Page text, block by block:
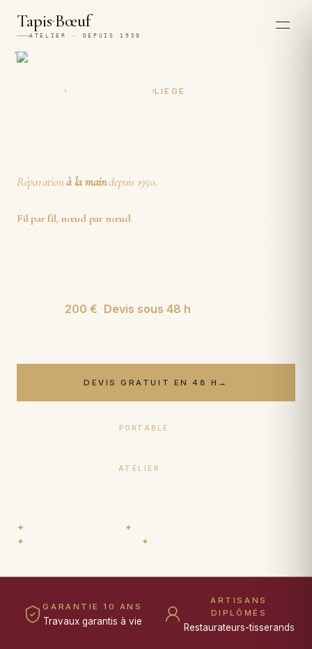
Tapis·Bœuf
ATELIER · DEPUIS 1950
›RESTAURATION›LIÈGE
Réparationà la maindepuis 1950.
Fil par fil, nœud par nœud.
200 € Devis sous 48 h
DEVIS GRATUIT EN 48 H →
PORTABLE
ATELIER
✦ ✦
✦
✦
GARANTIE 10 ANS
Travaux garantis à vie
ARTISANS
DIPLÔMÉS
Restaurateurs-tisserands